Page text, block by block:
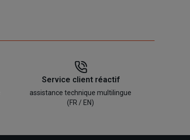
Service client réactif
assistance technique multilingue
(FR / EN)